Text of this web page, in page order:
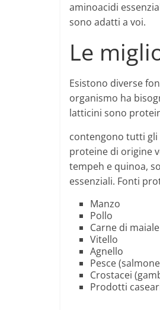
aminoacidi
sono adatti a voi.
Le
Esistono diverse
organismo ha
latticini sono
contengono tutti gli
proteine di origine
tempeh e quinoa,
essenziali. Fonti
Manzo
Pollo
Carne di maiale
Vitello
Agnello
Pesce
Crostacei
Prodotti